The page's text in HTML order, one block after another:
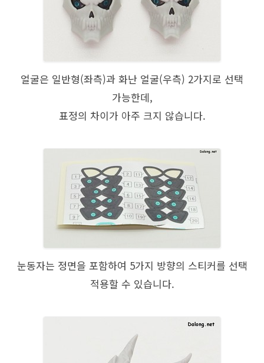
얼굴은 일반형(좌측)과 화난 얼굴(우측) 2가지로 선택
가능한데,
표정의 차이가 아주 크지 않습니다.
눈동자는 정면을 포함하여 5가지 방향의 스티커를 선택
적용할 수 있습니다.